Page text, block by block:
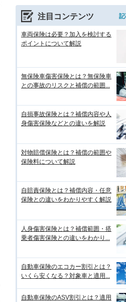
注目コンテンツ
車両保険は必要？加入を検討する
ポイントについて解説
無保険車傷害保険とは？無保険車
との事故のリスクと補償の範囲...
自損事故保険とは？補償内容や人
身傷害保険などとの違いを解説
対物賠償保険とは？補償の範囲や
保険料について解説
自賠責保険とは？補償内容・任意
保険との違いをわかりやすく解説
人身傷害保険とは？補償範囲・搭
乗者傷害保険との違いをわかり...
自動車保険のエコカー割引とは？
いくら安くなる？対象車と適用...
自動車保険のASV割引とは？適用